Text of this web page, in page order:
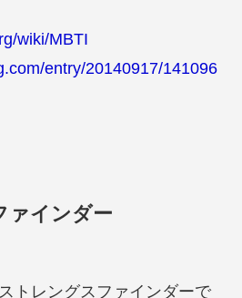
wiki/MBTI
entry/20140917/141096
ァインダー
トレングスファインダーで